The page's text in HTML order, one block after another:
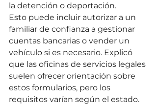
la detención o deportación.
Esto puede incluir autorizar a un
familiar de confianza a gestionar
cuentas bancarias o vender un
vehículo si es necesario. Explicó
que las oficinas de servicios legales
suelen ofrecer orientación sobre
estos formularios, pero los
requisitos varían según el estado.